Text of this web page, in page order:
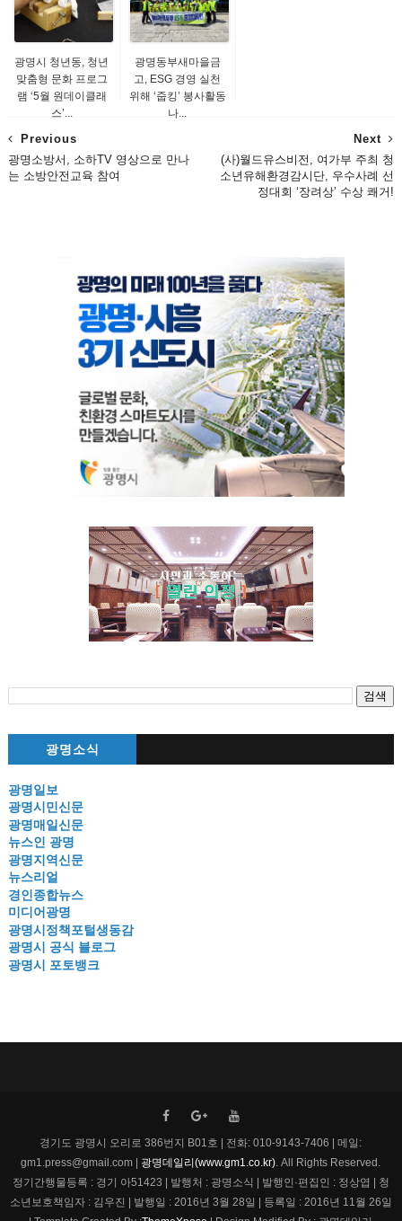
광명시 청년동, 청년
맞춤형 문화 프로그
램 ‘5월 원데이클래
스’...
광명동부새마을금
고, ESG 경영 실천
위해 ‘줍킹’ 봉사활동
나...
Next
(사)월드유스비전, 여가부 주최 청
소년유해환경감시단, 우수사례 선
정대회 ‘장려상’ 수상 쾌거!
Previous
광명소방서, 소하TV 영상으로 만나
는 소방안전교육 참여
광명소식
광명일보
광명시민신문
광명매일신문
뉴스인 광명
광명지역신문
뉴스리얼
경인종합뉴스
미디어광명
광명시정책포털생동감
광명시 공식 블로그
광명시 포토뱅크
경기도 광명시 오리로 386번지 B01호 | 전화: 010-9143-7406 | 메일:
gm1.press@gmail.com | 광명데일리(www.gm1.co.kr). All Rights Reserved.
정기간행물등록 : 경기 아51423 | 발행처 : 광명소식 | 발행인·편집인 : 정상엽 | 청
소년보호책임자 : 김우진 | 발행일 : 2016년 3월 28일 | 등록일 : 2016년 11월 26일